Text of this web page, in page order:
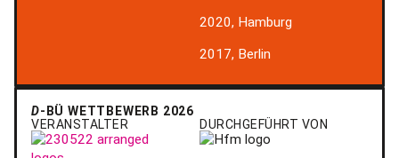
2020, Hamburg
2017, Berlin
D-BÜ WETTBEWERB 2026
VERANSTALTER
DURCHGEFÜHRT VON